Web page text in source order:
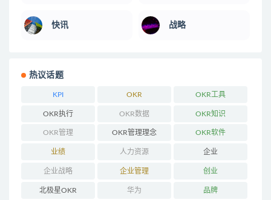
快讯 战略
热议话题
KPI OKR OKR工具
OKR执行 OKR数据 OKR知识
OKR管理 OKR管理理念 OKR软件
业绩 人力资源 企业
企业战略 企业管理 创业
北极星OKR 华为 品牌